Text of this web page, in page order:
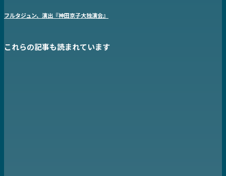
フルタジュン、演出『神田京子大独演会』
これらの記事も読まれています